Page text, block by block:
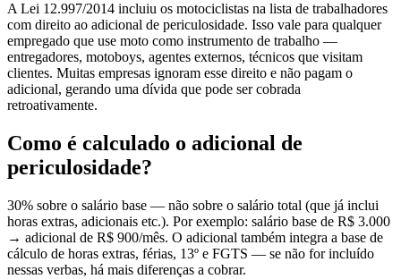
A Lei 12.997/2014 incluiu os motociclistas na lista de trabalhadores
com direito ao adicional de periculosidade. Isso vale para qualquer
empregado que use moto como instrumento de trabalho —
entregadores, motoboys, agentes externos, técnicos que visitam
clientes. Muitas empresas ignoram esse direito e não pagam o
adicional, gerando uma dívida que pode ser cobrada
retroativamente.
Como é calculado o adicional de
periculosidade?
30% sobre o salário base — não sobre o salário total (que já inclui
horas extras, adicionais etc.). Por exemplo: salário base de R$ 3.000
→ adicional de R$ 900/mês. O adicional também integra a base de
cálculo de horas extras, férias, 13º e FGTS — se não for incluído
nessas verbas, há mais diferenças a cobrar.